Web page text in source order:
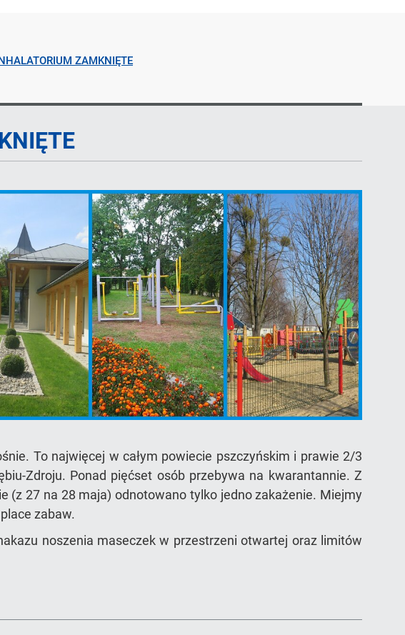
ZAMKNIĘTE
To najwięcej w całym powiecie pszczyńskim i prawie 2/3
Zdroju. Ponad pięćset osób przebywa na kwarantannie. Z
(z 27 na 28 maja) odnotowano tylko jedno zakażenie. Miejmy
zabaw.
noszenia maseczek w przestrzeni otwartej oraz limitów